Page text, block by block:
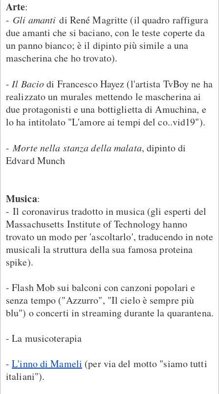
Arte:
- Gli amanti di René Magritte (il quadro raffigura
due amanti che si baciano, con le teste coperte da
un panno bianco; è il dipinto più simile a una
mascherina che ho trovato).
-Il Baciodi Francesco Hayez (l'artista TvBoy ne ha
realizzato un murales mettendo le mascherina ai
due protagonisti e una bottiglietta di Amuchina, e
lo ha intitolato "L'amore ai tempi del co..vid19").
-Morte nella stanza della malata, dipinto di
Edvard Munch
Musica:
- Il coronavirus tradotto in musica (gli esperti del
Massachusetts Institute of Technology hanno
trovato un modo per 'ascoltarlo', traducendo in note
musicali la struttura della sua famosa proteina
spike).
- Flash Mob sui balconi con canzoni popolari e
senza tempo ("Azzurro", "Il cielo è sempre più
blu") o concerti in streaming durante la quarantena.
- La musicoterapia
-L'inno di Mameli (per via del motto "siamo tutti
italiani").